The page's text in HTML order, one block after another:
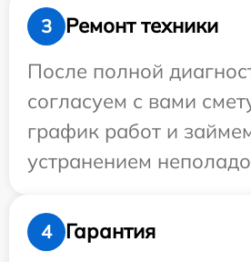
3
Ремонт техники
После полной
согласуем с вами
график работ и
устранением
4
Гарантия